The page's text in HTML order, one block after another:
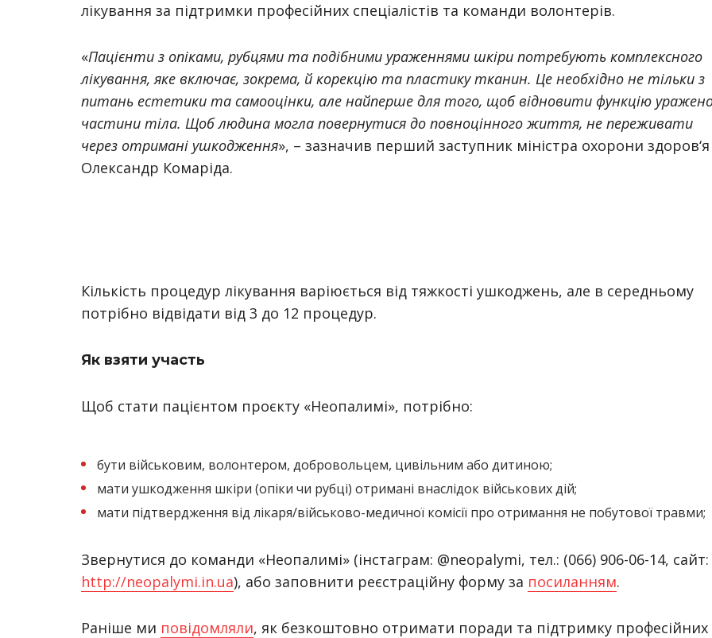
лікування за підтримки професійних спеціалістів та команди волонтерів.
«Пацієнти з опіками, рубцями та подібними ураженнями шкіри потребують комплексного
лікування, яке включає, зокрема, й корекцію та пластику тканин. Це необхідно не тільки з
питань естетики та самооцінки, але найперше для того, щоб відновити функцію
частини тіла. Щоб людина могла повернутися до повноцінного життя, не переживати
через отримані ушкодження», – зазначив перший заступник міністра охорони здоров‘я
Олександр Комаріда.
Кількість процедур лікування варіюється від тяжкості ушкоджень, але в середньому
потрібно відвідати від 3 до 12 процедур.
Як взяти участь
Щоб стати пацієнтом проєкту «Неопалимі», потрібно:
бути військовим, волонтером, добровольцем, цивільним або дитиною;
мати ушкодження шкіри (опіки чи рубці) отримані внаслідок військових дій;
мати підтвердження від лікаря/військово-медичної комісії про отримання не побутової травми;
Звернутися до команди «Неопалимі» (інстаграм: @neopalymi, тел.: (066) 906-06-14, сайт:
http://neopalymi.in.ua), або заповнити реєстраційну форму за посиланням.
Раніше ми повідомляли, як безкоштовно отримати поради та підтримку професійних